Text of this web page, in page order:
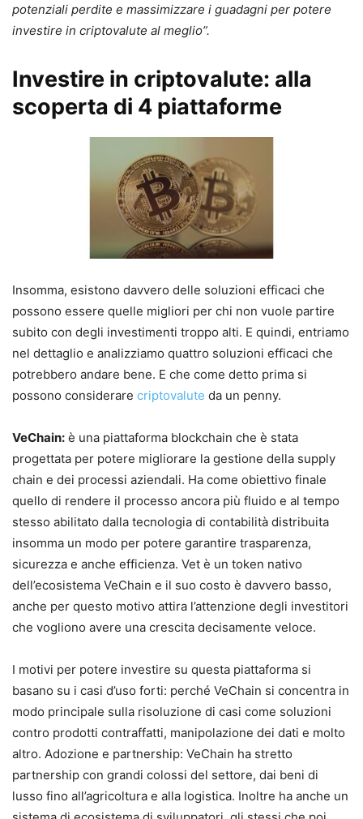
potenziali perdite e massimizzare i guadagni per potere
investire in criptovalute al meglio”.
Investire in criptovalute: alla
scoperta di 4 piattaforme
Insomma, esistono davvero delle soluzioni efficaci che
possono essere quelle migliori per chi non vuole partire
subito con degli investimenti troppo alti. E quindi, entriamo
nel dettaglio e analizziamo quattro soluzioni efficaci che
potrebbero andare bene. E che come detto prima si
possono considerare criptovalute da un penny.
VeChain: è una piattaforma blockchain che è stata
progettata per potere migliorare la gestione della supply
chain e dei processi aziendali. Ha come obiettivo finale
quello di rendere il processo ancora più fluido e al tempo
stesso abilitato dalla tecnologia di contabilità distribuita
insomma un modo per potere garantire trasparenza,
sicurezza e anche efficienza. Vet è un token nativo
dell’ecosistema VeChain e il suo costo è davvero basso,
anche per questo motivo attira l’attenzione degli investitori
che vogliono avere una crescita decisamente veloce.
I motivi per potere investire su questa piattaforma si
basano su i casi d’uso forti: perché VeChain si concentra in
modo principale sulla risoluzione di casi come soluzioni
contro prodotti contraffatti, manipolazione dei dati e molto
altro. Adozione e partnership: VeChain ha stretto
partnership con grandi colossi del settore, dai beni di
lusso fino all’agricoltura e alla logistica. Inoltre ha anche un